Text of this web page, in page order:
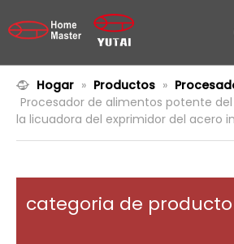
Hogar » Productos »
Procesador de alimentos potente
la licuadora del exprimidor del acero
categoria de producto